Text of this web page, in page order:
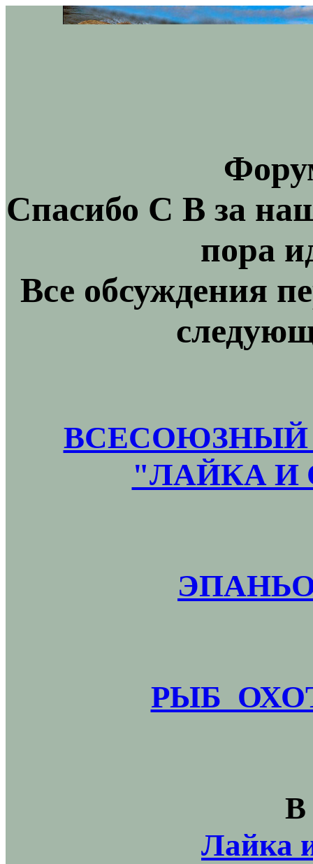
Спасибо С В за
пора
Все обсуждения
ВСЕСОЮЗНЫЙ
"ЛАЙКА И
В
Лайка